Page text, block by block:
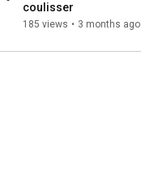
coulisser
185 views • 3 months ago